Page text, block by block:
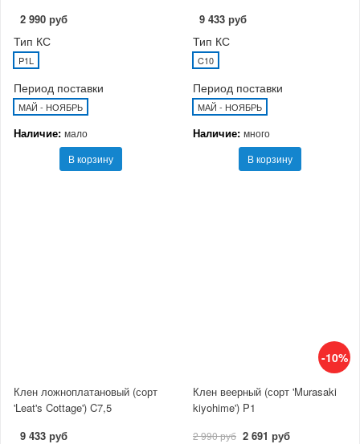
2 990 руб
Тип КС
P1L
Период поставки
МАЙ - НОЯБРЬ
Наличие: мало
В корзину
9 433 руб
Тип КС
C10
Период поставки
МАЙ - НОЯБРЬ
Наличие: много
В корзину
Клен ложноплатановый (сорт
'Leat's Cottage') C7,5
9 433 руб
-10%
Клен веерный (сорт 'Murasaki
kiyohime') P1
2 990 руб 2 691 руб